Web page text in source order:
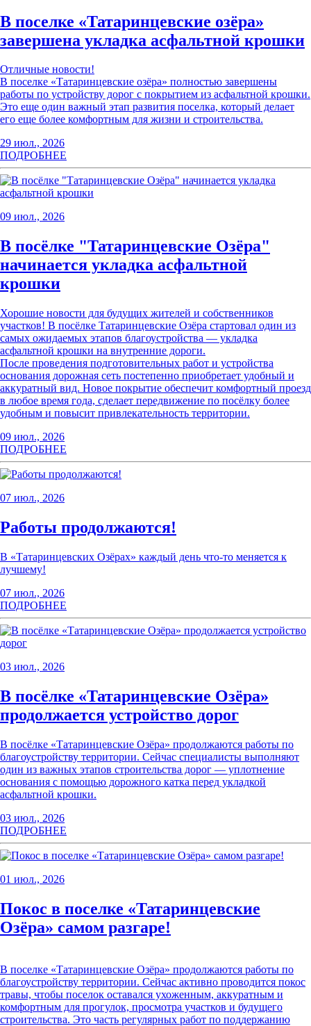
В поселке «Татаринцевские озёра»
завершена укладка асфальтной крошки
Отличные новости!
В поселке «Татаринцевские озёра» полностью завершены
работы по устройству дорог с покрытием из асфальтной крошки.
Это еще один важный этап развития поселка, который делает
его еще более комфортным для жизни и строительства.
29 июл., 2026
ПОДРОБНЕЕ
09 июл., 2026
В посёлке "Татаринцевские Озёра"
начинается укладка асфальтной
крошки
Хорошие новости для будущих жителей и собственников
участков! В посёлке Татаринцевские Озёра стартовал один из
самых ожидаемых этапов благоустройства — укладка
асфальтной крошки на внутренние дороги.
После проведения подготовительных работ и устройства
основания дорожная сеть постепенно приобретает удобный и
аккуратный вид. Новое покрытие обеспечит комфортный проезд
в любое время года, сделает передвижение по посёлку более
удобным и повысит привлекательность территории.
09 июл., 2026
ПОДРОБНЕЕ
07 июл., 2026
Работы продолжаются!
В «Татаринцевских Озёрах» каждый день что-то меняется к
лучшему!
07 июл., 2026
ПОДРОБНЕЕ
03 июл., 2026
В посёлке «Татаринцевские Озёра»
продолжается устройство дорог
В посёлке «Татаринцевские Озёра» продолжаются работы по
благоустройству территории. Сейчас специалисты выполняют
один из важных этапов строительства дорог — уплотнение
основания с помощью дорожного катка перед укладкой
асфальтной крошки.
03 июл., 2026
ПОДРОБНЕЕ
01 июл., 2026
Покос в поселке «Татаринцевские
Озёра» самом разгаре!
В поселке «Татаринцевские Озёра» продолжаются работы по
благоустройству территории. Сейчас активно проводится покос
травы, чтобы поселок оставался ухоженным, аккуратным и
комфортным для прогулок, просмотра участков и будущего
строительства. Это часть регулярных работ по поддержанию